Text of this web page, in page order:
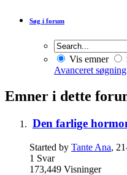
Søg i forum
Vis emner
Avanceret søgning
Emner i dette
Den farlige
Started by Tante Ana,
1 Svar
173,449 Visninger